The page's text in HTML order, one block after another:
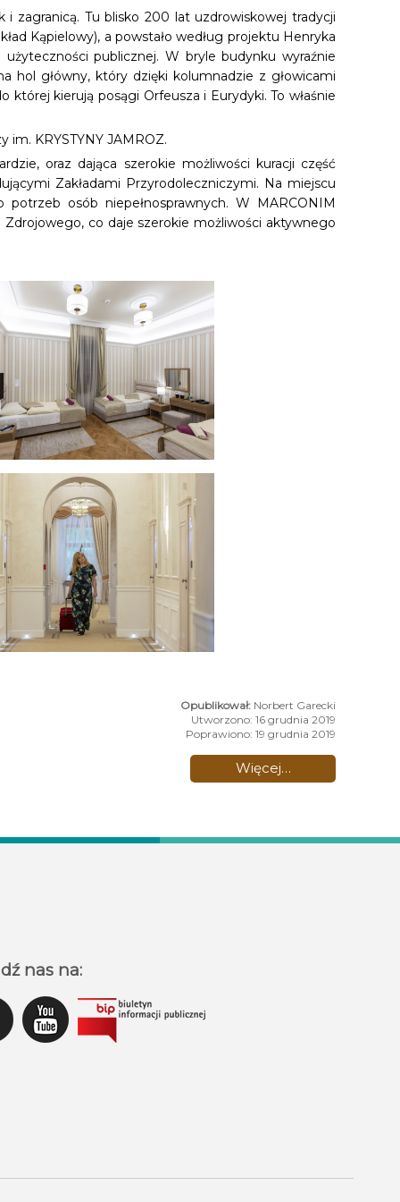
zagranicą. Tu blisko 200 lat uzdrowiskowej tradycji
Kąpielowy), a powstało według projektu Henryka
publicznej. W bryle budynku wyraźnie
hol główny, który dzięki kolumnadzie z głowicami
kierują posągi Orfeusza i Eurydyki. To właśnie
KRYSTYNY JAMROZ.
oraz dająca szerokie możliwości kuracji część
Zakładami Przyrodoleczniczymi. Na miejscu
osób niepełnosprawnych. W MARCONIM
co daje szerokie możliwości aktywnego
Norbert Garecki
Utworzono: 16 grudnia 2019
Poprawiono: 19 grudnia 2019
Więcej…
nas na: